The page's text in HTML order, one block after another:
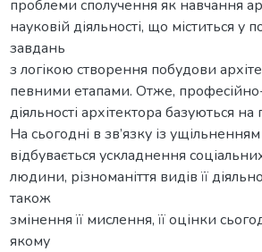
проблеми сполучення як навчання
науковій діяльності, що міститься у
завдань
з логікою створення побудови
певними етапами. Отже,
діяльності архітектора базуються
На сьогодні в зв’язку із
відбувається ускладнення
людини, різноманіття видів її
також
змінення її мислення, її оцінки
якому